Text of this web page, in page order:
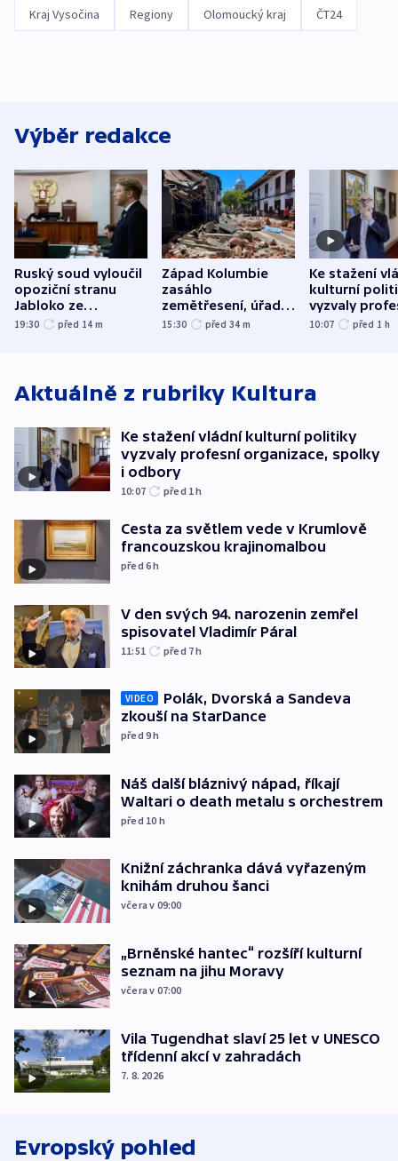
Kraj Vysočina Regiony Olomoucký kraj ČT24
Výběr redakce
Ruský soud vyloučil
opoziční stranu
Jabloko ze
zářijových „voleb“
19:30 před 14 m
Západ Kolumbie
zasáhlo
zemětřesení, úřady
hlásí přes sto obětí
15:30 před 34 m
Ke stažení
kulturní
vyzvaly
organizace,
10:07 před 1 h
Aktuálně z rubriky Kultura
Ke stažení vládní kulturní politiky
vyzvaly profesní organizace, spolky
i odbory
10:07 před 1h
Cesta za světlem vede v Krumlově
francouzskou krajinomalbou
před 6h
V den svých 94. narozenin zemřel
spisovatel Vladimír Páral
11:51 před 7h
VIDEO
Polák, Dvorská a Sandeva
zkouší na StarDance
před 9h
Náš další bláznivý nápad, říkají
Waltari o death metalu s orchestrem
před 10 h
Knižní záchranka dává vyřazeným
knihám druhou šanci
včera v 09:00
„Brněnské hantec“ rozšíří kulturní
seznam na jihu Moravy
včera v 07:00
Vila Tugendhat slaví 25 let v UNESCO
třídenní akcí v zahradách
7. 8. 2026
Evropský pohled